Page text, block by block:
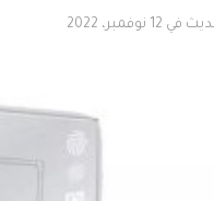
نوفمبر، 2022